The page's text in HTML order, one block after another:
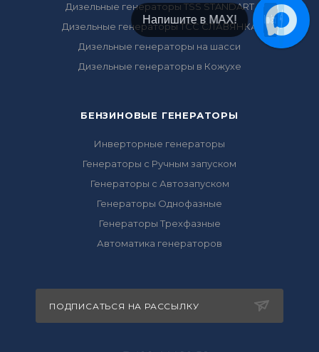
Дизельные генераторы TSS STANDART
Дизельные генераторы ТСС СЛАВЯНКА
Дизельные генераторы на шасси
Дизельные генераторы в Кожухе
БЕНЗИНОВЫЕ ГЕНЕРАТОРЫ
Инверторные генераторы
Генераторы с Ручным запуском
Генераторы с Автозапуском
Генераторы Однофазные
Генераторы Трехфазные
Автоматика генераторов
ПОДПИСАТЬСЯ НА РАССЫЛКУ
Напишите в Telegram!